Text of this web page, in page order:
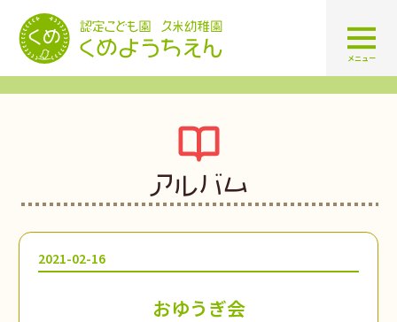
認定こども園 学校法人久米幼
メニュー
アルバム
2021-02-16
おゆうぎ会